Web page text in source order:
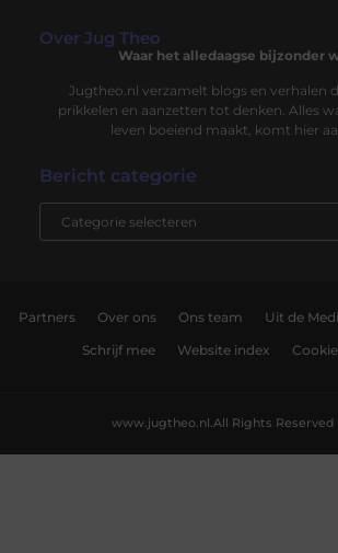
Over Jug Theo
Waar het alledaagse bijzonder
Jugtheo.nl verzamelt blogs en verhalen
prikkelen en aanzetten tot denken. Alles
leven boeiend maakt, komt hier
Bericht categorie
Partners Over ons Ons team Uit de
Schrijf mee Website index
All Rights Reserved
www.jugtheo.nl.